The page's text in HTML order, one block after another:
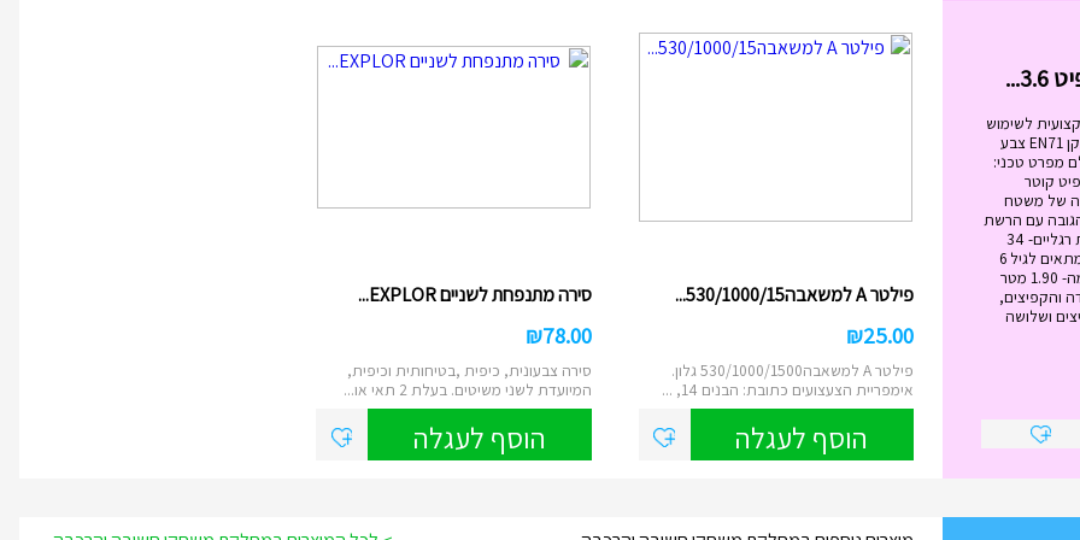
בימבה החביבה שלי בצבעים IAM מידות
לשימוש
מגיל 6 ומעלה. בעלת תקן EN71 צבע
מפרט טכני:
גודל הטרמפולינה - 12 פיט קוטר
גובה של משטח
89 ס"מ הגובה עם הרשת
הבנויה -2.79 מטר כמות רגליים- 34
משקל מירבי -120 ק"ג מתאים לגיל 6
ומעלה גובה הרשת עצמה- 1.90 מטר
והקפיצים,
ושלושה
פילטר A למשאבה530/1000/15...
25.00
₪
פילטר A למשאבה530/1000/1500 גלון.
אימפריית הצעצועים כתובת: הבנים 14, ...
הוסף לעגלה
סירה מתנפחת לשניים EXPLOR...
78.00
₪
סירה צבעונית, כיפית ,בטיחותית וכיפית,
המיועדת לשני משיטים. בעלת 2 תאי או...
הוסף לעגלה